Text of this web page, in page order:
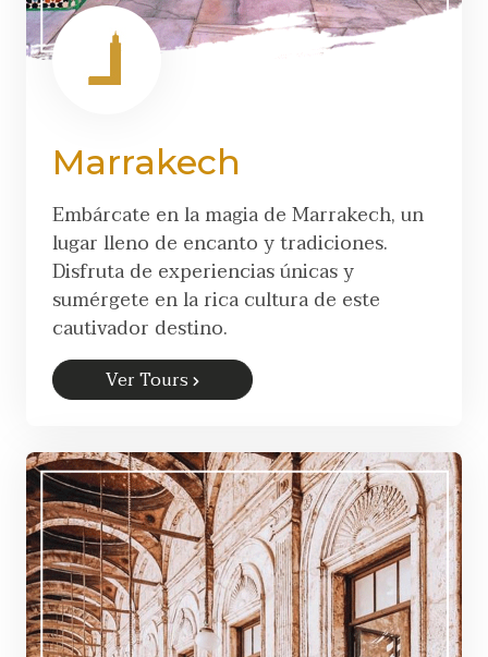
Marrakech
Embárcate en la magia de Marrakech, un
lugar lleno de encanto y tradiciones.
Disfruta de experiencias únicas y
sumérgete en la rica cultura de este
cautivador destino.
Ver Tours